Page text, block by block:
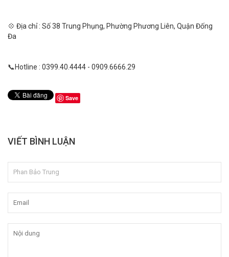
💠 Địa chỉ : Số 38 Trung Phụng, Phường Phương Liên, Quận Đống
Đa
📞Hotline : 0399.40.4444 - 0909.6666.29
Save
VIẾT BÌNH LUẬN